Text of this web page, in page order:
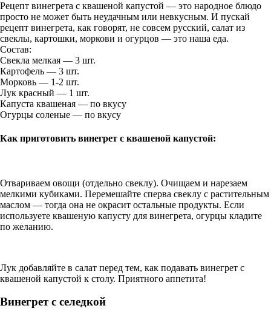
Рецепт винегрета с квашеной капустой — это народное блюдо
просто не может быть неудачным или невкусным. И пускай
рецепт винегрета, как говорят, не совсем русский, салат из
свеклы, картошки, моркови и огурцов — это наша еда.
Состав:
Свекла мелкая — 3 шт.
Картофель — 3 шт.
Морковь — 1-2 шт.
Лук красный — 1 шт.
Капуста квашеная — по вкусу
Огурцы соленые — по вкусу
Как приготовить винегрет с квашеной капустой:
Отвариваем овощи (отдельно свеклу). Очищаем и нарезаем
мелкими кубиками. Перемешайте сперва свеклу с растительным
маслом — тогда она не окрасит остальные продукты. Если
используете квашеную капусту для винегрета, огурцы кладите
по желанию.
Лук добавляйте в салат перед тем, как подавать винегрет с
квашеной капустой к столу. Приятного аппетита!
Винегрет с селедкой